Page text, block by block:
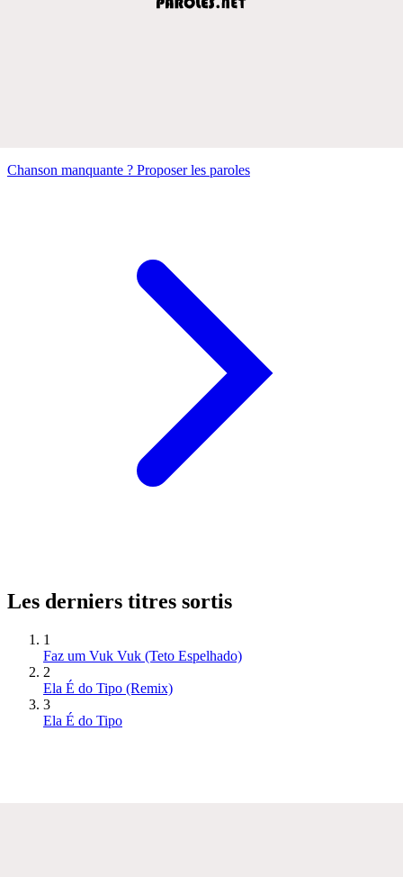
Chanson manquante ? Proposer les paroles
Les derniers titres sortis
1
Faz um Vuk Vuk (Teto Espelhado)
2
Ela É do Tipo (Remix)
3
Ela É do Tipo